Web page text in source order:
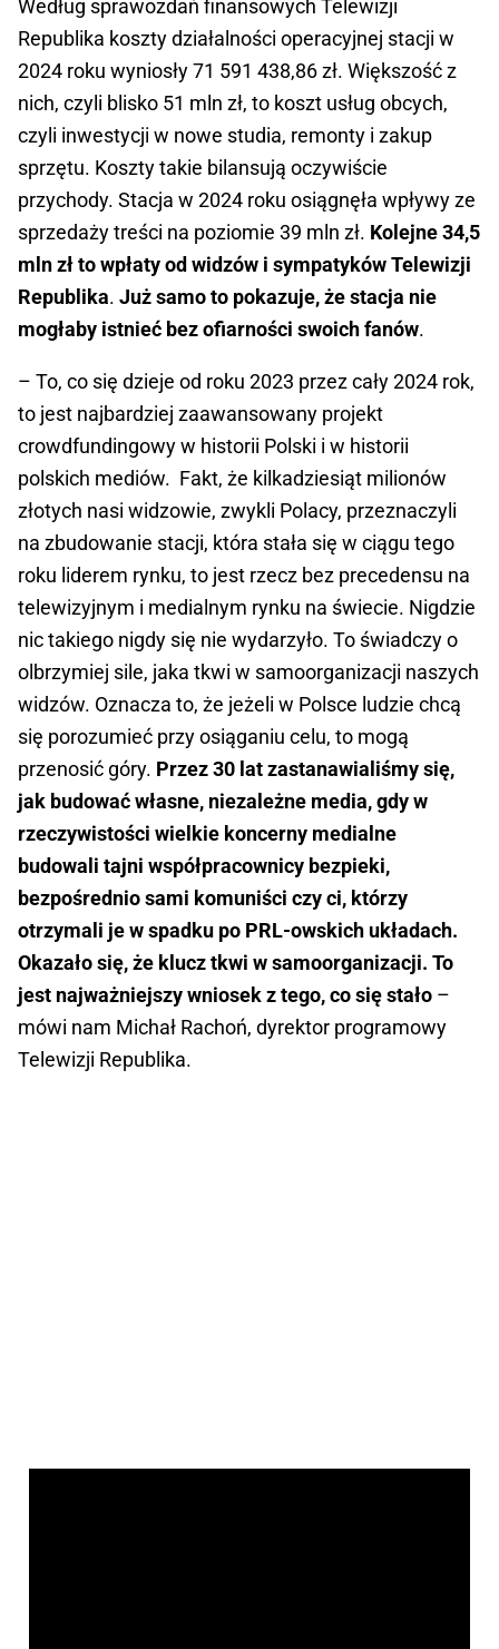
Według sprawozdań finansowych Telewizji
Republika koszty działalności operacyjnej stacji w
2024 roku wyniosły 71 591 438,86 zł. Większość z
nich, czyli blisko 51 mln zł, to koszt usług obcych,
czyli inwestycji w nowe studia, remonty i zakup
sprzętu. Koszty takie bilansują oczywiście
przychody. Stacja w 2024 roku osiągnęła wpływy ze
sprzedaży treści na poziomie 39 mln zł. Kolejne 34,5
mln zł to wpłaty od widzów i sympatyków Telewizji
Republika. Już samo to pokazuje, że stacja nie
mogłaby istnieć bez ofiarności swoich fanów.
– To, co się dzieje od roku 2023 przez cały 2024 rok,
to jest najbardziej zaawansowany projekt
crowdfundingowy w historii Polski i w historii
polskich mediów. Fakt, że kilkadziesiąt milionów
złotych nasi widzowie, zwykli Polacy, przeznaczyli
na zbudowanie stacji, która stała się w ciągu tego
roku liderem rynku, to jest rzecz bez precedensu na
telewizyjnym i medialnym rynku na świecie. Nigdzie
nic takiego nigdy się nie wydarzyło. To świadczy o
olbrzymiej sile, jaka tkwi w samoorganizacji naszych
widzów. Oznacza to, że jeżeli w Polsce ludzie chcą
się porozumieć przy osiąganiu celu, to mogą
przenosić góry. Przez 30 lat zastanawialiśmy się,
jak budować własne, niezależne media, gdy w
rzeczywistości wielkie koncerny medialne
budowali tajni współpracownicy bezpieki,
bezpośrednio sami komuniści czy ci, którzy
otrzymali je w spadku po PRL-owskich układach.
Okazało się, że klucz tkwi w samoorganizacji. To
jest najważniejszy wniosek z tego, co się stało –
mówi nam Michał Rachoń, dyrektor programowy
Telewizji Republika.